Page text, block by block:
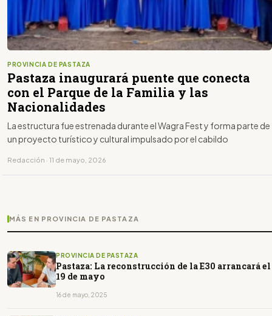
PROVINCIA DE PASTAZA
Pastaza inaugurará puente que conecta
con el Parque de la Familia y las
Nacionalidades
La estructura fue estrenada durante el Wagra Fest y forma parte de
un proyecto turístico y cultural impulsado por el cabildo
Redacción · 11 de mayo, 2026
MÁS EN PROVINCIA DE PASTAZA
PROVINCIA DE PASTAZA
Pastaza: La reconstrucción de la E30 arrancará el
19 de mayo
16 de mayo, 2025